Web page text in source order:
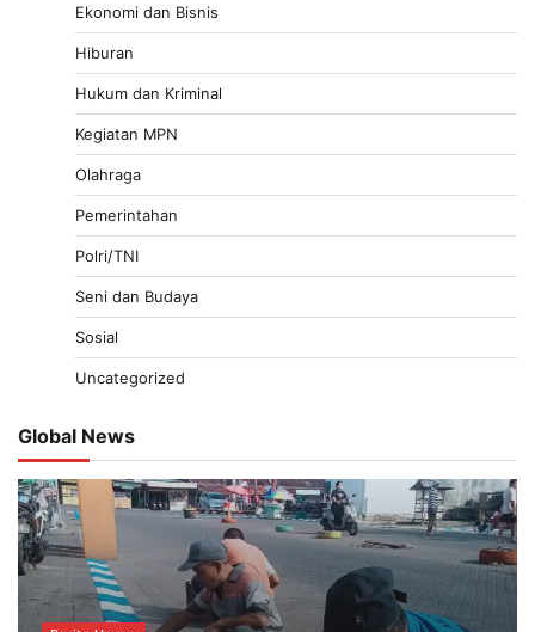
Ekonomi dan Bisnis
Hiburan
Hukum dan Kriminal
Kegiatan MPN
Olahraga
Pemerintahan
Polri/TNI
Seni dan Budaya
Sosial
Uncategorized
Global News